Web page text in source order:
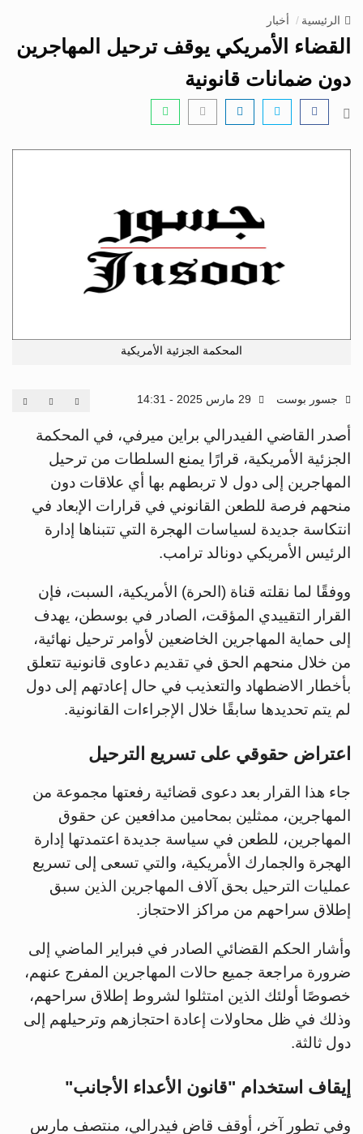
g
t
n
الرئيسية أخبار
القضاء الأمريكي يوقف ترحيل المهاجرين
دون ضمانات قانونية
المحكمة الجزئية الأمريكية
جسور بوست
أصدر القاضي الفيدرالي براين ميرفي، في المحكمة
الجزئية الأمريكية، قرارًا يمنع السلطات من ترحيل
المهاجرين إلى دول لا تربطهم بها أي علاقات دون
منحهم فرصة للطعن القانوني في قرارات الإبعاد في
انتكاسة جديدة لسياسات الهجرة التي تتبناها إدارة
الرئيس الأمريكي دونالد ترامب.
ووفقًا لما نقلته قناة (الحرة) الأمريكية، السبت، فإن
القرار التقييدي المؤقت، الصادر في بوسطن، يهدف
إلى حماية المهاجرين الخاضعين لأوامر ترحيل نهائية،
من خلال منحهم الحق في تقديم دعاوى قانونية تتعلق
بأخطار الاضطهاد والتعذيب في حال إعادتهم إلى دول
لم يتم تحديدها سابقًا خلال الإجراءات القانونية.
اعتراض حقوقي على تسريع الترحيل
جاء هذا القرار بعد دعوى قضائية رفعتها مجموعة من
المهاجرين، ممثلين بمحامين مدافعين عن حقوق
المهاجرين، للطعن في سياسة جديدة اعتمدتها إدارة
الهجرة والجمارك الأمريكية، والتي تسعى إلى تسريع
عمليات الترحيل بحق آلاف المهاجرين الذين سبق
إطلاق سراحهم من مراكز الاحتجاز.
وأشار الحكم القضائي الصادر في فبراير الماضي إلى
ضرورة مراجعة جميع حالات المهاجرين المفرج عنهم،
خصوصًا أولئك الذين امتثلوا لشروط إطلاق سراحهم،
وذلك في ظل محاولات إعادة احتجازهم وترحيلهم إلى
دول ثالثة.
إيقاف استخدام "قانون الأعداء الأجانب"
وفي تطور آخر، أوقف قاضٍ فيدرالي، منتصف مارس